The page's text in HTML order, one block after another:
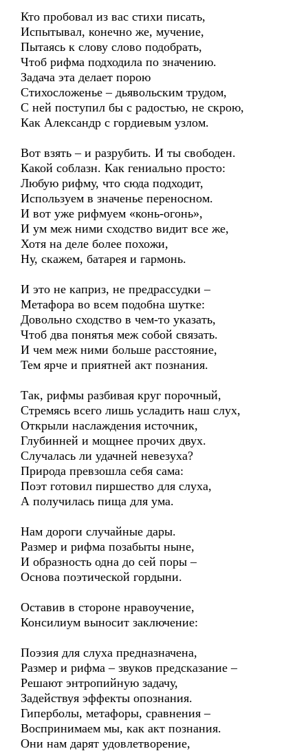
Кто пробовал из вас стихи писать,
Испытывал, конечно же, мучение,
Пытаясь к слову слово подобрать,
Чтоб рифма подходила по значению.
Задача эта делает порою
Стихосложенье – дьявольским трудом,
С ней поступил бы с радостью, не скрою,
Как Александр с гордиевым узлом.
Вот взять – и разрубить. И ты свободен.
Какой соблазн. Как гениально просто:
Любую рифму, что сюда подходит,
Используем в значенье переносном.
И вот уже рифмуем «конь-огонь»,
И ум меж ними сходство видит все же,
Хотя на деле более похожи,
Ну, скажем, батарея и гармонь.
И это не каприз, не предрассудки –
Метафора во всем подобна шутке:
Довольно сходство в чем-то указать,
Чтоб два понятья меж собой связать.
И чем меж ними больше расстояние,
Тем ярче и приятней акт познания.
Так, рифмы разбивая круг порочный,
Стремясь всего лишь усладить наш слух,
Открыли наслаждения источник,
Глубинней и мощнее прочих двух.
Случалась ли удачней невезуха?
Природа превзошла себя сама:
Поэт готовил пиршество для слуха,
А получилась пища для ума.
Нам дороги случайные дары.
Размер и рифма позабыты ныне,
И образность одна до сей поры –
Основа поэтической гордыни.
Оставив в стороне нравоучение,
Консилиум выносит заключение:
Поэзия для слуха предназначена,
Размер и рифма – звуков предсказание –
Решают энтропийную задачу,
Задействуя эффекты опознания.
Гиперболы, метафоры, сравнения –
Воспринимаем мы, как акт познания.
Они нам дарят удовлетворение,